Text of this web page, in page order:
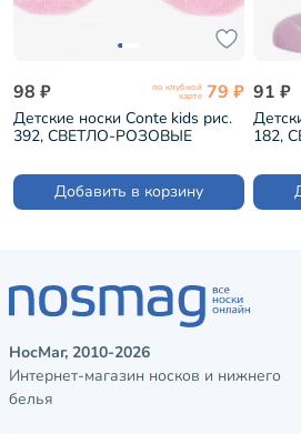
98 ₽ по клубной
карте 79 ₽
Детские носки Conte kids рис.
392, СВЕТЛО-РОЗОВЫЕ
Добавить в корзину
91 ₽
182,
НосМаг, 2010-2026
Интернет-магазин носков и нижнего
белья